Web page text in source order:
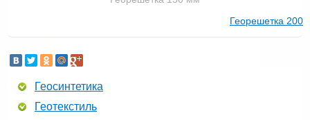
Георешетка 200
Геосинтетика
Геотекстиль